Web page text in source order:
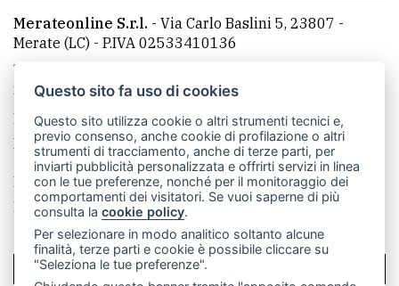
Merateonline S.r.l. - Via Carlo Baslini 5, 23807 -
Merate (LC) - P.IVA 02533410136
Telefono:
mail: redazione@merateonline.it
La redazione
CasateOnline LeccoOnline
RSS
Made by VIP
Privacy policy
Cookie policy
Rivedi le tue scelte sui cookie
SCRIVICI
Questo sito fa uso di cookies
Questo sito utilizza cookie o altri strumenti tecnici e,
previo consenso, anche cookie di profilazione o altri
strumenti di tracciamento, anche di terze parti, per
inviarti pubblicità personalizzata e offrirti servizi in linea
con le tue preferenze, nonché per il monitoraggio dei
comportamenti dei visitatori. Se vuoi saperne di più
consulta lacookie policy.
Per selezionare in modo analitico soltanto alcune
finalità, terze parti e cookie è possibile cliccare su
"Seleziona le tue preferenze".